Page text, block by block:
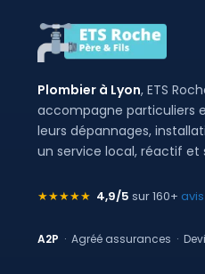
Plombier à Lyon, ETS
accompagne particuliers
leurs dépannages,
un service local, réactif et
★★★★★ 4,9/5 sur 160+
A2P · Agréé assurances ·